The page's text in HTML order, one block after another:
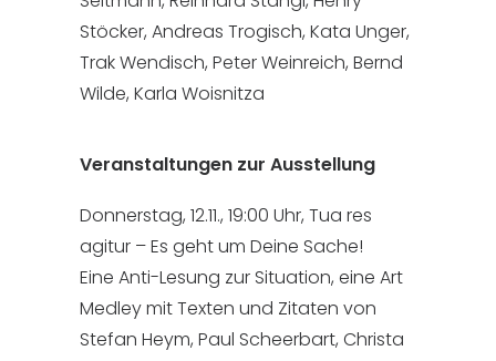
Stöcker, Andreas Trogisch, Kata Unger,
Trak Wendisch, Peter Weinreich, Bernd
Wilde, Karla Woisnitza
Veranstaltungen zur Ausstellung
Donnerstag, 12.11., 19:00 Uhr, Tua res
agitur – Es geht um Deine Sache!
Eine Anti-Lesung zur Situation, eine Art
Medley mit Texten und Zitaten von
Stefan Heym, Paul Scheerbart, Christa